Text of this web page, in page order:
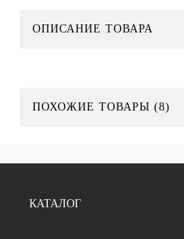
ОПИСАНИЕ ТОВАРА
ПОХОЖИЕ ТОВАРЫ (8)
КАТАЛОГ